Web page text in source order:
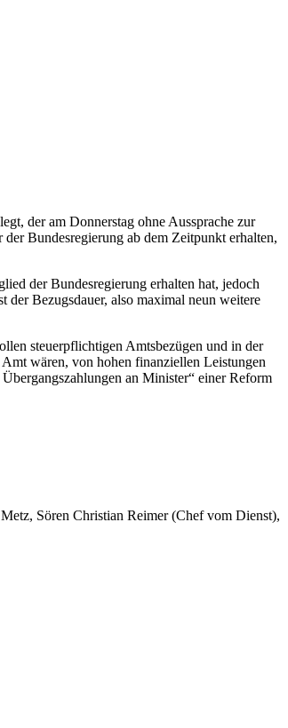
der am Donnerstag ohne Aussprache zur
Bundesregierung ab dem Zeitpunkt erhalten,
der Bundesregierung erhalten hat, jedoch
der Bezugsdauer, also maximal neun weitere
steuerpflichtigen Amtsbezügen und in der
wären, von hohen finanziellen Leistungen
an Minister“ einer Reform
Sören Christian Reimer (Chef vom Dienst),